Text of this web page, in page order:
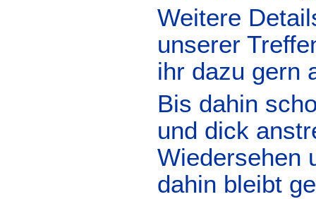
Weitere
unserer
ihr dazu gern
Bis dahin
und dick
Wiedersehen
dahin bleibt